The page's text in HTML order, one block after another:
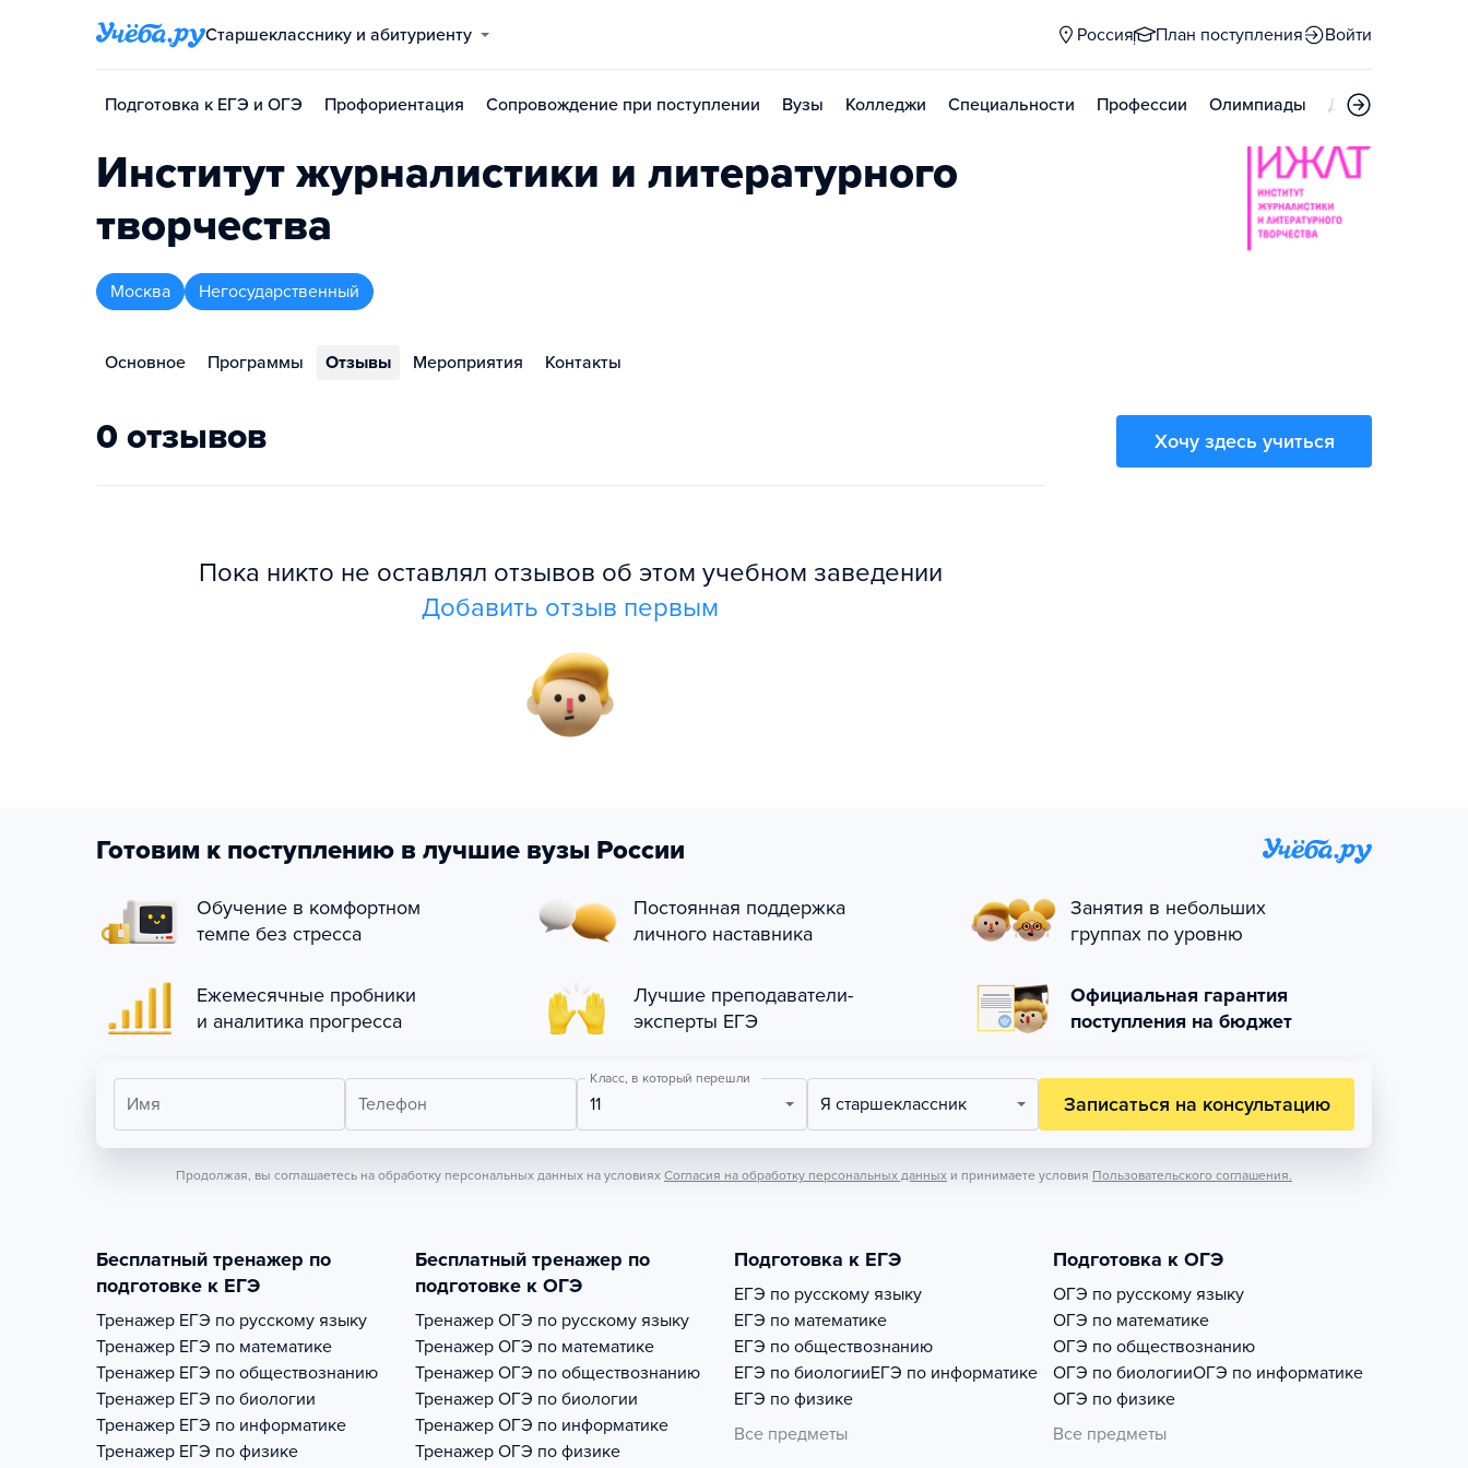
Старшекласснику и абитуриенту Россия План поступления Войти
Подготовка к ЕГЭ и ОГЭ Профориентация Сопровождение при поступлении Вузы Колледжи Специальности Профессии Олимпиады Дни открытых
Институт журналистики и литературного
творчества
Москва Негосударственный
Основное Программы Отзывы Мероприятия Контакты
0 отзывов
Пока никто не оставлял отзывов об этом учебном заведении
Добавить отзыв первым
Хочу здесь учиться
Готовим к поступлению в лучшие вузы России
Обучение в комфортном
темпе без стресса
Постоянная поддержка
личного наставника
Занятия в небольших
группах по уровню
Ежемесячные пробники
и аналитика прогресса
Лучшие преподаватели-
эксперты ЕГЭ
Официальная гарантия
поступления на бюджет
Имя Телефон
Класс, в который перешли
11 Я старшеклассник Записаться на консультацию
Продолжая, вы соглашаетесь на обработку персональных данных на условиях Согласия на обработку персональных данных и принимаете условия Пользовательского соглашения.
Бесплатный тренажер по
подготовке к ЕГЭ
Тренажер ЕГЭ по русскому языку
Тренажер ЕГЭ по математике
Тренажер ЕГЭ по обществознанию
Тренажер ЕГЭ по биологии
Тренажер ЕГЭ по информатике
Тренажер ЕГЭ по физике
Бесплатный тренажер по
подготовке к ОГЭ
Тренажер ОГЭ по русскому языку
Тренажер ОГЭ по математике
Тренажер ОГЭ по обществознанию
Тренажер ОГЭ по биологии
Тренажер ОГЭ по информатике
Тренажер ОГЭ по физике
Подготовка к ЕГЭ
ЕГЭ по русскому языку
ЕГЭ по математике
ЕГЭ по обществознанию
ЕГЭ по биологииЕГЭ по информатике
ЕГЭ по физике
Все предметы
Подготовка к ОГЭ
ОГЭ по русскому языку
ОГЭ по математике
ОГЭ по обществознанию
ОГЭ по биологииОГЭ по информатике
ОГЭ по физике
Все предметы